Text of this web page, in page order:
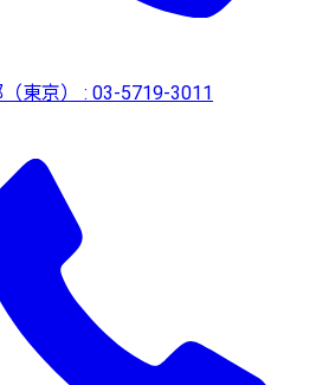
東京） : 03-5719-3011